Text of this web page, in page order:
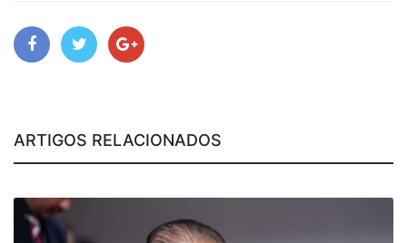
ARTIGOS RELACIONADOS